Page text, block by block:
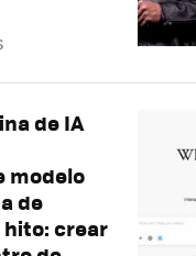
de IA
modelo
de
crear